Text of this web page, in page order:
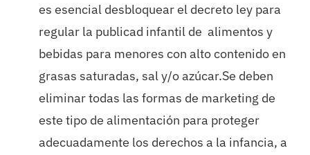
es esencial desbloquear el decreto ley para
regular la publicad infantil de alimentos y
bebidas para menores con alto contenido en
grasas saturadas, sal y/o azúcar.Se deben
eliminar todas las formas de marketing de
este tipo de alimentación para proteger
adecuadamente los derechos a la infancia, a